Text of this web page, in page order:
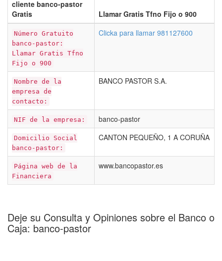
cliente banco-pastor
Gratis
Llamar Gratis Tfno Fijo o 900
Número Gratuito
banco-pastor:
Llamar Gratis Tfno
Fijo o 900
Clicka para llamar 981127600
Nombre de la
empresa de
contacto:
BANCO PASTOR S.A.
NIF de la empresa: banco-pastor
Domicilio Social
banco-pastor:
CANTON PEQUEÑO, 1 A CORUÑA
Página web de la
Financiera
www.bancopastor.es
Deje su Consulta y Opiniones sobre el Banco o
Caja: banco-pastor